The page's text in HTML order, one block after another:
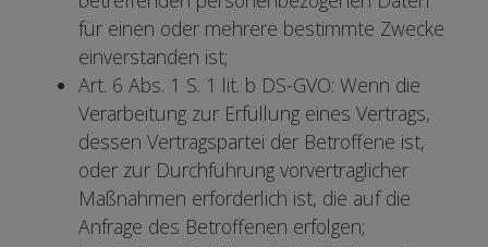
für einen oder mehrere bestimmte Zwecke
einverstanden ist;
Art. 6 Abs. 1 S. 1 lit. b DS-GVO: Wenn die
Verarbeitung zur Erfüllung eines Vertrags,
dessen Vertragspartei der Betroffene ist,
oder zur Durchführung vorvertraglicher
Maßnahmen erforderlich ist, die auf die
Anfrage des Betroffenen erfolgen;